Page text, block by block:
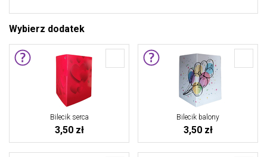
Wybierz dodatek
Bilecik serca
3,50 zł
Bilecik balony
3,50 zł